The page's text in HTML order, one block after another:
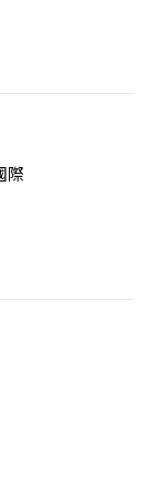
際